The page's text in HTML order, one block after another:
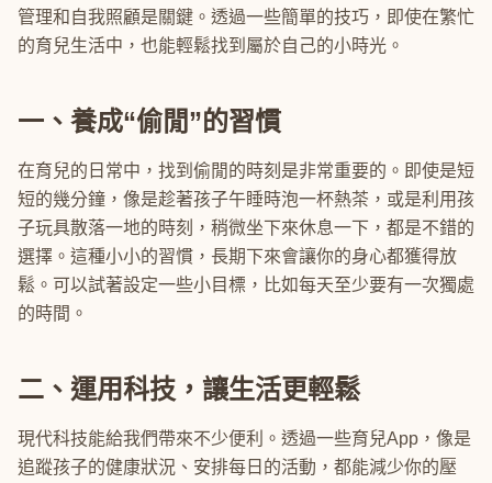
管理和自我照顧是關鍵。透過一些簡單的技巧，即使在繁忙
的育兒生活中，也能輕鬆找到屬於自己的小時光。
一、養成“偷閒”的習慣
在育兒的日常中，找到偷閒的時刻是非常重要的。即使是短
短的幾分鐘，像是趁著孩子午睡時泡一杯熱茶，或是利用孩
子玩具散落一地的時刻，稍微坐下來休息一下，都是不錯的
選擇。這種小小的習慣，長期下來會讓你的身心都獲得放
鬆。可以試著設定一些小目標，比如每天至少要有一次獨處
的時間。
二、運用科技，讓生活更輕鬆
現代科技能給我們帶來不少便利。透過一些育兒App，像是
追蹤孩子的健康狀況、安排每日的活動，都能減少你的壓